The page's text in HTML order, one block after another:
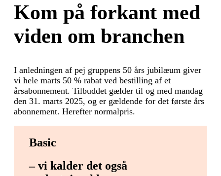
Kom på forkant med
viden om branchen
I anledningen af pej gruppens 50 års jubilæum giver
vi hele marts 50 % rabat ved bestilling af et
årsabonnement. Tilbuddet gælder til og med mandag
den 31. marts 2025, og er gældende for det første års
abonnement. Herefter normalpris.
Basic
– vi kalder det også